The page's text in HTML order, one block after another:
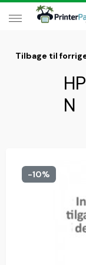
Tilbage til
N
-10%